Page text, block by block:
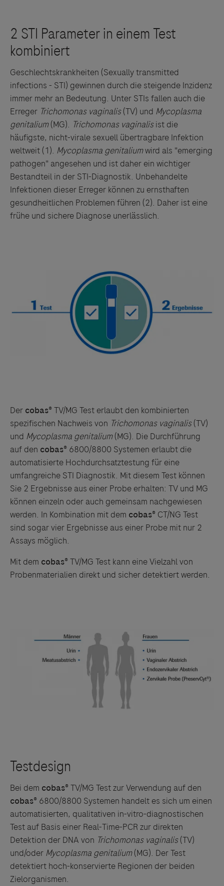
Geschlechtskrankheiten (Sexually transmitted
infections - STI) gewinnen durch die steigende Inzidenz
immer mehr an Bedeutung. Unter STIs fallen auch die
Erreger Trichomonas vaginalis(TV) und Mycoplasma
genitalium(MG). Trichomonas vaginalisist die
häufigste, nicht-virale sexuell übertragbare Infektion
weltweit (1). Mycoplasma genitaliumwird als "emerging
pathogen" angesehen und ist daher ein wichtiger
Bestandteil in der STI-Diagnostik. Unbehandelte
Infektionen dieser Erreger können zu ernsthaften
gesundheitlichen Problemen führen (2). Daher ist eine
frühe und sichere Diagnose unerlässlich.
Der cobas®TV/MG Test erlaubt den kombinierten
spezifischen Nachweis von Trichomonas vaginalis(TV)
und Mycoplasma genitalium(MG). Die Durchführung
auf den cobas® 6800/8800 Systemen erlaubt die
automatisierte Hochdurchsatztestung für eine
umfangreiche STI Diagnostik. Mit diesem Test können
Sie 2 Ergebnisse aus einer Probe erhalten: TV und MG
können einzeln oder auch gemeinsam nachgewiesen
werden. In Kombination mit dem cobas® CT/NG Test
sind sogar vier Ergebnisse aus einer Probe mit nur 2
Assays möglich.
Mit dem cobas®TV/MG Test kann eine Vielzahl von
Probenmaterialien direkt und sicher detektiert werden.
Bei dem cobas®TV/MG Test zur Verwendung auf den
cobas® 6800/8800 Systemen handelt es sich um einen
automatisierten, qualitativen in-vitro-diagnostischen
Test auf Basis einer Real-Time-PCR zur direkten
Detektion der DNA von Trichomonas vaginalis(TV)
und/oder Mycoplasma genitalium(MG). Der Test
detektiert hoch-konservierte Regionen der beiden
Zielorganismen.